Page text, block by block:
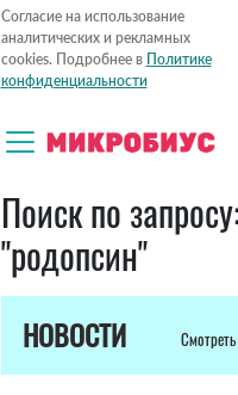
Согласие на использование
аналитических и рекламных
cookies. Подробнее в Политике
конфиденциальности
Поиск по запросу:
"родопсин"
НОВОСТИ